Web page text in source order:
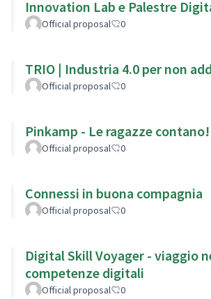
Innovation Lab e Palestre
Official proposal 0
TRIO | Industria 4.0 per non
Official proposal 0
Pinkamp - Le ragazze contano!
Official proposal 0
Connessi in buona compagnia
Official proposal 0
Digital Skill Voyager - viaggio
competenze digitali
Official proposal 0